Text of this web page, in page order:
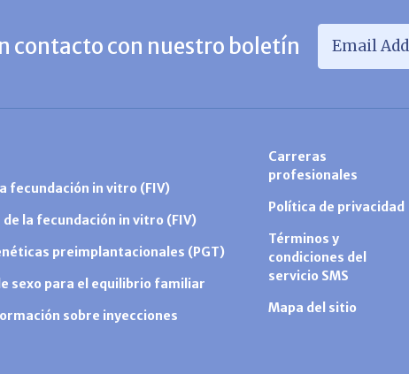
contacto con nuestro boletín Email Address
fecundación in vitro (FIV)
de la fecundación in vitro (FIV)
preimplantacionales (PGT)
sexo para el equilibrio familiar
sobre inyecciones
Carreras
profesionales
Política de privacidad
Términos y
condiciones del
servicio SMS
Mapa del sitio